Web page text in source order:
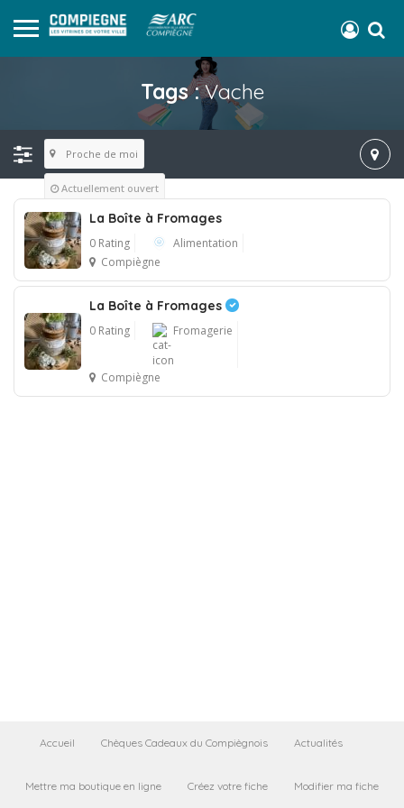
Tags :Vache
Proche de moi
Actuellement ouvert
La Boîte à Fromages
0 Rating
Alimentation
Compiègne
La Boîte à Fromages
0 Rating Fromagerie
Compiègne
Accueil Chèques Cadeaux du Compiègnois Actualités
Mettre ma boutique en ligne Créez votre fiche Modifier ma fiche